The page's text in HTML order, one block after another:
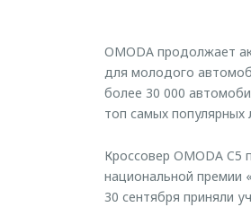
OMODA продолжает
для молодого
более 30 000
топ самых популярных
Кроссовер OMODA
национальной премии
30 сентября приняли